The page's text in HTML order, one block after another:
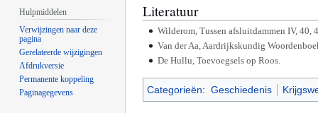
Literatuur
Wilderom, Tussen afsluitdammen IV, 40,
Van der Aa, Aardrijkskundig
De Hullu, Toevoegsels op Roos.
Categorieën: Geschiedenis
Hulpmiddelen
Verwijzingen naar deze
pagina
Gerelateerde wijzigingen
Afdrukversie
Permanente koppeling
Paginagegevens